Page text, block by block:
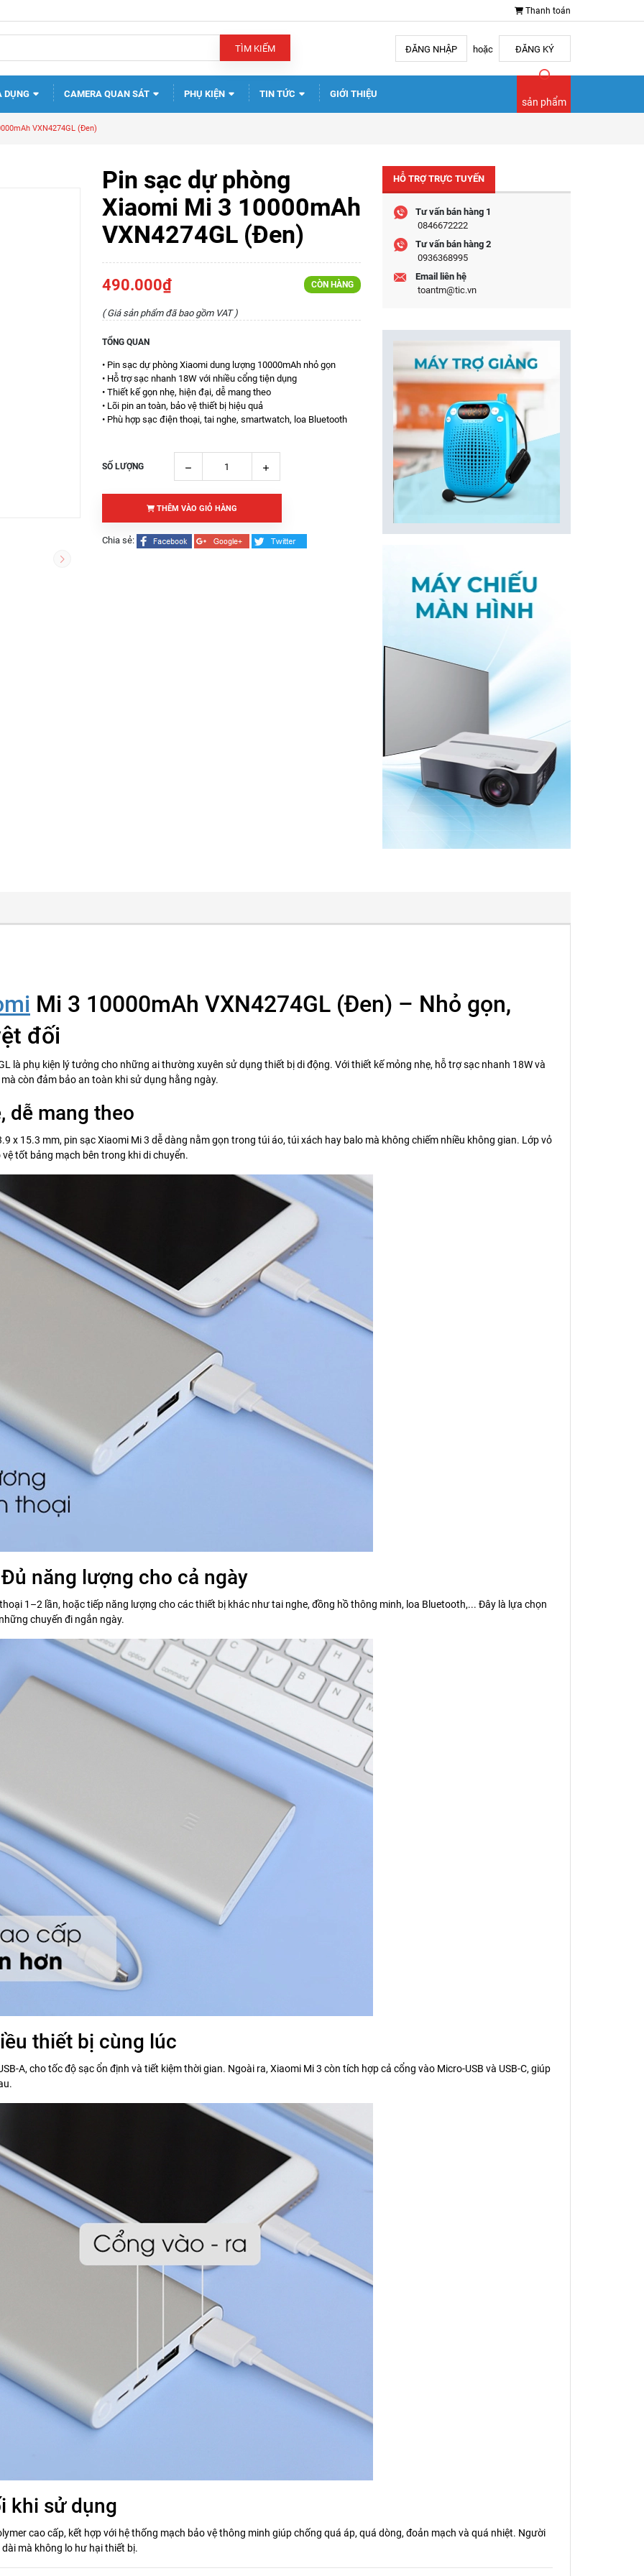
Thanh toán
TÌM KIẾM ĐĂNG NHẬP hoặc ĐĂNG KÝ
DỤNG CAMERA QUAN SÁT PHỤ KIỆN TIN TỨC GIỚI THIỆU
sản phẩm
VXN4274GL (Đen)
Pin sạc dự phòng
Xiaomi Mi 3 10000mAh
VXN4274GL (Đen)
490.000₫ CÒN HÀNG
( Giá sản phẩm đã bao gồm VAT )
TỔNG QUAN
• Pin sạc dự phòng Xiaomi dung lượng 10000mAh nhỏ gọn
• Hỗ trợ sạc nhanh 18W với nhiều cổng tiện dụng
• Thiết kế gọn nhẹ, hiện đại, dễ mang theo
• Lõi pin an toàn, bảo vệ thiết bị hiệu quả
• Phù hợp sạc điện thoại, tai nghe, smartwatch, loa Bluetooth
SỐ LƯỢNG
THÊM VÀO GIỎ HÀNG
Chia sẻ:
HỖ TRỢ TRỰC TUYẾN
Tư vấn bán hàng 1
0846672222
Tư vấn bán hàng 2
0936368995
Email liên hệ
toantm@tic.vn
Mi 3 10000mAh VXN4274GL (Đen) – Nhỏ gọn,
đối
là phụ kiện lý tưởng cho những ai thường xuyên sử dụng thiết bị di động. Với thiết kế mỏng nhẹ, hỗ trợ sạc nhanh 18W và
còn đảm bảo an toàn khi sử dụng hằng ngày.
dễ mang theo
x 15.3 mm, pin sạc Xiaomi Mi 3 dễ dàng nằm gọn trong túi áo, túi xách hay balo mà không chiếm nhiều không gian. Lớp vỏ
tốt bảng mạch bên trong khi di chuyển.
năng lượng cho cả ngày
1–2 lần, hoặc tiếp năng lượng cho các thiết bị khác như tai nghe, đồng hồ thông minh, loa Bluetooth,... Đây là lựa chọn
chuyến đi ngắn ngày.
thiết bị cùng lúc
A, cho tốc độ sạc ổn định và tiết kiệm thời gian. Ngoài ra, Xiaomi Mi 3 còn tích hợp cả cổng vào Micro-USB và USB-C, giúp
khi sử dụng
cao cấp, kết hợp với hệ thống mạch bảo vệ thông minh giúp chống quá áp, quá dòng, đoản mạch và quá nhiệt. Người
mà không lo hư hại thiết bị.